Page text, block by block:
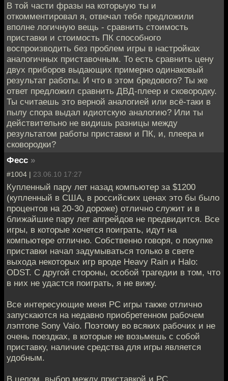
В той части фразы на которыую ты и
откомментировал я, отвечал тебе предложили
вполне логичную вещь - сравнить стоимость
приставки и стоимость ПК способного
воспроизводить без проблем игры в настройках
аналогичных приставочным. То есть сравнить цену
двух приборов выдающих примерно одинаковый
результат работы. И что в этом бредового? Ты же
ответ предложил сравнить ДВД-плеер и сковородку.
Ты считаешь это верной аналогией или всё-таки в
пылу спора выдал идиотскую аналогию? Или ты
действительно не видишь разницы между
результатом работы приставки и ПК, и, плеера и
сковородки?
Фесс »
#1004 | 23.06.10 17:27
Купленный пару лет назад компьютер за $1200
(купленный в США, в российских ценах это бы было
процентов на 20-30 дороже) отлично служит и в
ближайшие пару лет апгрейдов не предвидится. Все
игры, в которые хочется поиграть, идут на
компьютере отлично. Собственно говоря, о покупке
приставки начал задумываться только в свете
выхода некоторых игр вроде Heavy Rain и Halo:
ODST. С другой стороны, особой трагедии в том, что
в них не удастся поиграть, я не вижу.
Все интересующие меня PC игры также отлично
запускаются на недавно приобретенном рабочем
лэптопе Sony Vaio. Поэтому во всяких рабочих и не
очень поездках, в которые не возьмешь с собой
приставку, наличие средства для игры является
удобным.